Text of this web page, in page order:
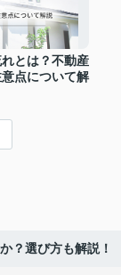
とは？不動産
点について解
？選び方も解説！